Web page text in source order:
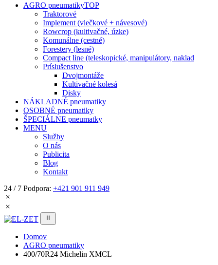
AGRO pneumatikyTOP
Traktorové
Implement (vlečkové + návesové)
Rowcrop (kultivačné, úzke)
Komunálne (cestné)
Forestery (lesné)
Compact line (teleskopické, manipulátory, naklad
Príslušenstvo
Dvojmontáže
Kultivačné kolesá
Disky
NÁKLADNÉ pneumatiky
OSOBNÉ pneumatiky
ŠPECIÁLNE pneumatky
MENU
Služby
O nás
Publicita
Blog
Kontakt
24 / 7 Podpora: +421 901 911 949
Domov
AGRO pneumatiky
400/70R24 Michelin XMCL